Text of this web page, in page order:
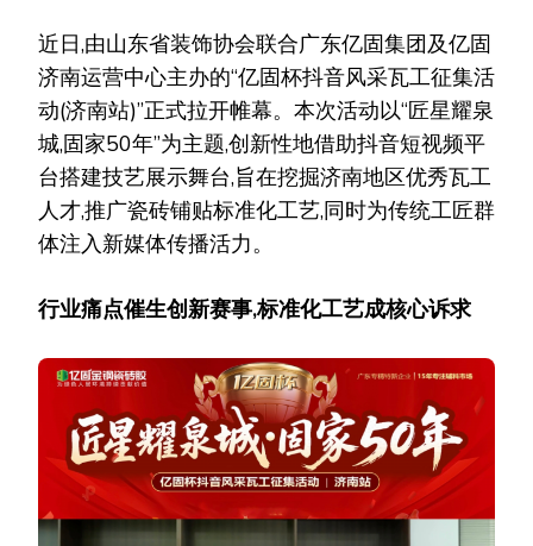
瓦
工
征
活
动
南
站)
近日,由山东省装饰协会联合广东亿固集团及亿固
济南运营中心主办的“亿固杯抖音风采瓦工征集活
动(济南站)”正式拉开帷幕。本次活动以“匠星耀泉
城,固家50年”为主题,创新性地借助抖音短视频平
台搭建技艺展示舞台,旨在挖掘济南地区优秀瓦工
人才,推广瓷砖铺贴标准化工艺,同时为传统工匠群
体注入新媒体传播活力。
行业痛点催生创新赛事,标准化工艺成核心诉求